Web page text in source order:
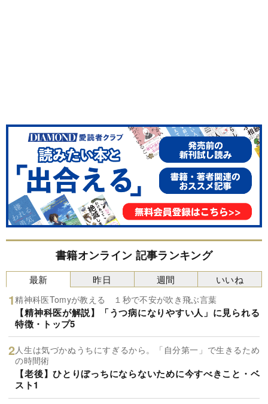
書籍オンライン 記事ランキング
最新
精神科医Tomyが教える １秒で不安が吹き飛ぶ言葉
【精神科医が解説】「うつ病になりやすい人」に見られる
特徴・トップ5
人生は気づかぬうちにすぎるから。「自分第一」で生きるため
の時間術
【老後】ひとりぼっちにならないために今すべきこと・ベ
スト1
昨日 週間 いいね